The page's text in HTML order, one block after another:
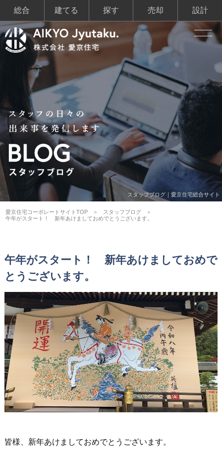
総合 建てる 探す 売却 設計
スタッフブログ｜愛京住宅総合サイト
愛京住宅コーポレートサイトTOP
スタッフブログ
午年がスタート！ 新年あけましておめでとうございます。
午年がスタート！ 新年あけましておめで
とうございます。
皆様、新年あけましておめでとうございます。